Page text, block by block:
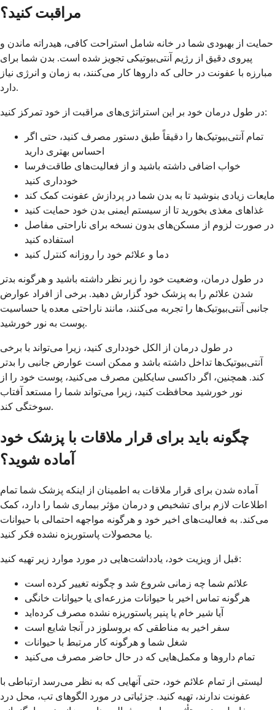
مراقبت کنید؟
حمایت از بهبودی شما در خانه شامل استراحت کافی، هیدراته ماندن و
پیروی دقیق از رژیم آنتی‌بیوتیکی تجویز شده است. بدن شما برای
مبارزه با عفونت در حالی که داروها کار می‌کنند، به زمان و انرژی نیاز
دارد.
در طول درمان خود بر این استراتژی‌های مراقبت از خود تمرکز کنید:
تمام آنتی‌بیوتیک‌ها را دقیقاً طبق دستور مصرف کنید، حتی اگر
احساس بهتری دارید
خواب اضافی داشته باشید و از فعالیت‌های طاقت‌فرسا
خودداری کنید
مایعات زیادی بنوشید تا به بدن شما در پردازش عفونت کمک کند
غذاهای مغذی بخورید تا از سیستم ایمنی بدن خود حمایت کنید
در صورت لزوم از مسکن‌های بدون نسخه برای ناراحتی مفاصل
استفاده کنید
دما و علائم خود را روزانه کنترل کنید
در طول درمان، وضعیت خود را زیر نظر داشته باشید و هرگونه بدتر
شدن علائم را به پزشک خود گزارش دهید. برخی از افراد عوارض
جانبی آنتی‌بیوتیک‌ها را تجربه می‌کنند، مانند ناراحتی معده یا حساسیت
پوست به نور خورشید.
در طول درمان از الکل خودداری کنید، زیرا می‌تواند با برخی
آنتی‌بیوتیک‌ها تداخل داشته باشد و ممکن است عوارض جانبی را بدتر
کند. همچنین، اگر داکسی سایکلین مصرف می‌کنید، پوست خود را از
نور خورشید محافظت کنید، زیرا می‌تواند شما را مستعد آفتاب
سوختگی کند.
چگونه باید برای قرار ملاقات با پزشک خود
آماده شوید؟
آماده شدن برای قرار ملاقات به اطمینان از اینکه پزشک شما تمام
اطلاعات لازم برای تشخیص و درمان مؤثر بیماری شما را دارد، کمک
می‌کند. به فعالیت‌های اخیر خود و هرگونه مواجهه احتمالی با حیوانات
یا محصولات پاستوریزه نشده فکر کنید.
قبل از ویزیت خود، یادداشت‌هایی در مورد موارد زیر تهیه کنید:
علائم شما چه زمانی شروع شد و چگونه تغییر کرده است
هرگونه تماس اخیر با حیوانات مزرعه‌ای یا حیوانات خانگی
آیا شیر خام یا پنیر پاستوریزه نشده مصرف کرده‌اید
سفر اخیر به مناطقی که بروسلوز در آنجا شایع است
شغل شما و هرگونه کار مرتبط با حیوانات
تمام داروها و مکمل‌هایی که در حال حاضر مصرف می‌کنید
لیستی از تمام علائم خود، حتی آنهایی که به نظر می‌رسد ارتباطی با
عفونت ندارند، تهیه کنید. جزئیاتی در مورد الگوهای تب، محل درد